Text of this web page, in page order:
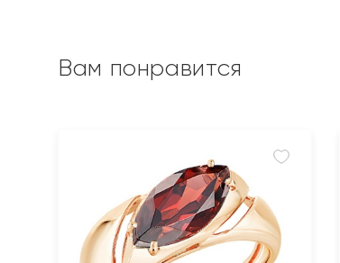
Вам понравится